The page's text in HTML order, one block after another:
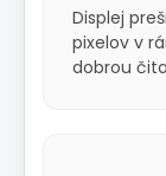
Displej
pixelov v
dobrou